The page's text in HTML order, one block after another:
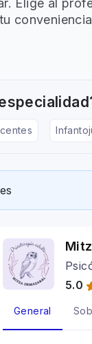
Elige al
5.0
General